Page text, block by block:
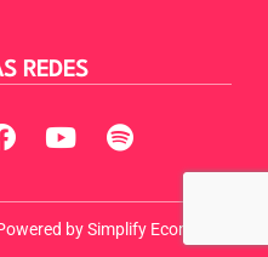
REDES
by Simplify Ecommerce